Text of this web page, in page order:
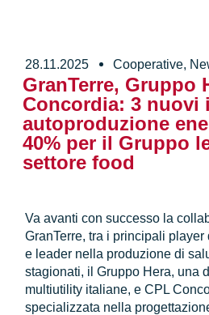
28.11.2025 Cooperative,
GranTerre, Gruppo
Concordia: 3 nuovi
autoproduzione
40% per il Gruppo
settore food
Va avanti con successo la
GranTerre, tra i principali
e leader nella produzione di
stagionati, il Gruppo Hera, una
multiutility italiane, e CPL
specializzata nella